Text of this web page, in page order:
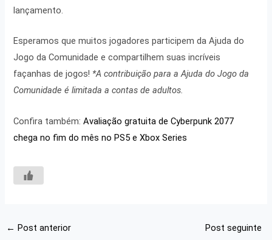
lançamento.
Esperamos que muitos jogadores participem da Ajuda do
Jogo da Comunidade e compartilhem suas incríveis
façanhas de jogos! *A contribuição para a Ajuda do Jogo da
Comunidade é limitada a contas de adultos.
Confira também:Avaliação gratuita de Cyberpunk 2077
chega no fim do mês no PS5 e Xbox Series
← Post anterior
Post seguinte